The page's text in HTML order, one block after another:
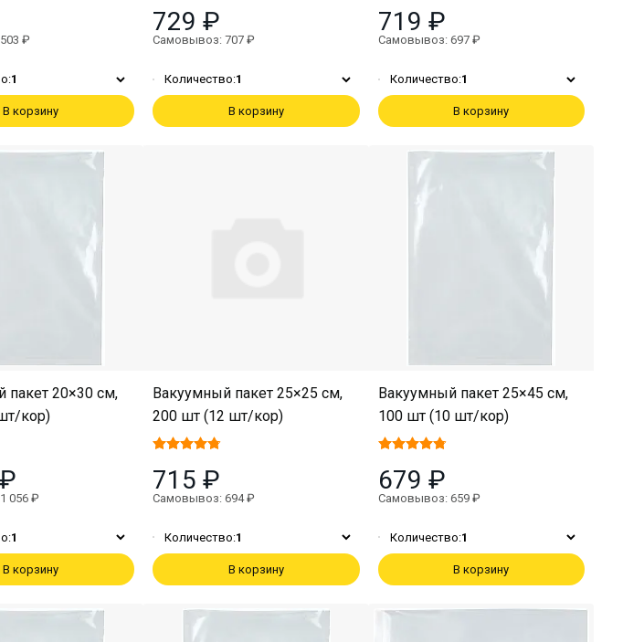
₽
1
В корзину
729 ₽
Самовывоз: 707 ₽
Количество:1
В корзину
719 ₽
Самовывоз: 697 ₽
Количество:1
В корзину
пакет 20×30 см,
кор)
056 ₽
1
В корзину
Вакуумный пакет 25×25 см,
200 шт (12 шт/кор)
715 ₽
Самовывоз: 694 ₽
Количество:1
В корзину
Вакуумный пакет 25×45 см,
100 шт (10 шт/кор)
679 ₽
Самовывоз: 659 ₽
Количество:1
В корзину